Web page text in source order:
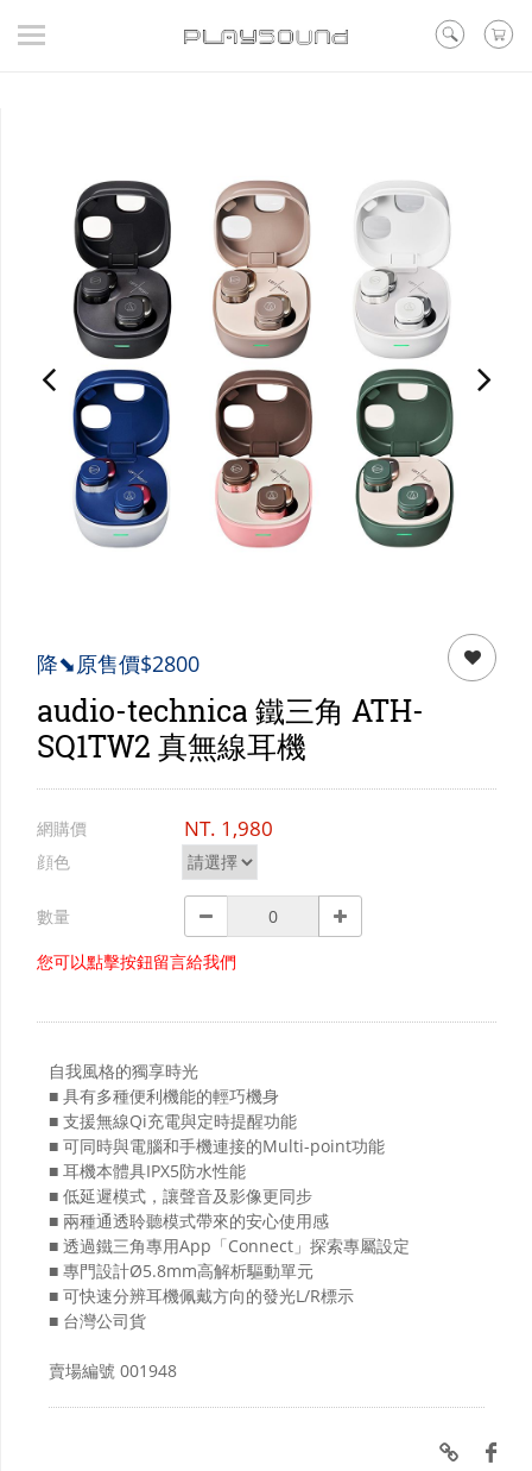
登入
/ 聯絡我們
▼出清
喇叭
訊源DAC耳擴
其他類型
會員專區
降⬊原售價$2800
audio-technica 鐵三角 ATH-
SQ1TW2 真無線耳機
網購價 NT. 1,980
顔色
數量
您可以點擊按鈕留言給我們
自我風格的獨享時光
■ 具有多種便利機能的輕巧機身
■ 支援無線Qi充電與定時提醒功能
■ 可同時與電腦和手機連接的Multi-point功能
■ 耳機本體具IPX5防水性能
■ 低延遲模式，讓聲音及影像更同步
■ 兩種通透聆聽模式帶來的安心使用感
■ 透過鐵三角專用App「Connect」探索專屬設定
■ 專門設計Ø5.8mm高解析驅動單元
■ 可快速分辨耳機佩戴方向的發光L/R標示
■ 台灣公司貨
賣場編號 001948